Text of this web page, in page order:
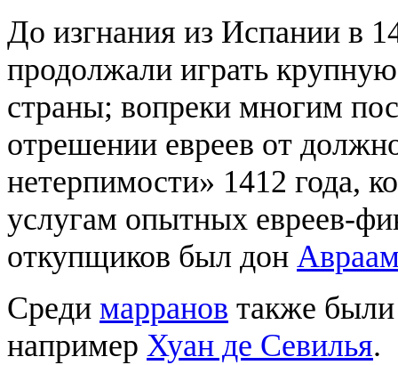
До изгнания из Испании в
продолжали играть
страны; вопреки многим
отрешении евреев от
нетерпимости» 1412 года,
услугам опытных евреев-
откупщиков был дон
Среди марранов также
например Хуан де Севилья.